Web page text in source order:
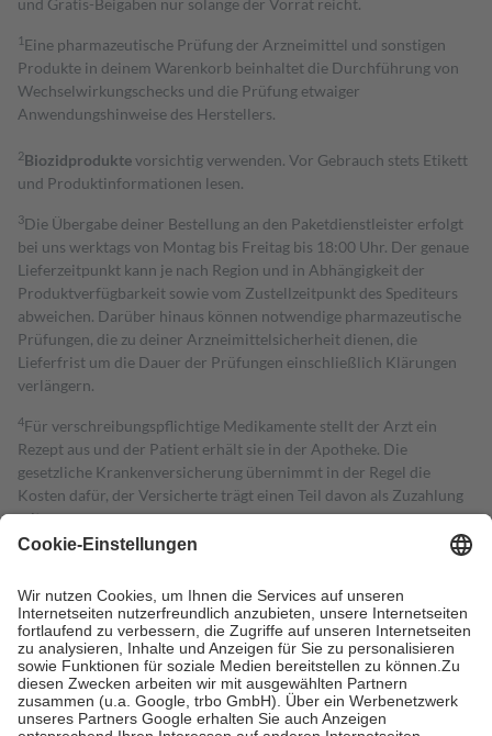
und Gratis-Beigaben nur solange der Vorrat reicht.
1 Eine pharmazeutische Prüfung der Arzneimittel und sonstigen
Produkte in deinem Warenkorb beinhaltet die Durchführung von
Wechselwirkungschecks und die Prüfung etwaiger
Anwendungshinweise des Herstellers.
2Biozidproduktevorsichtig verwenden. Vor Gebrauch stets Etikett
und Produktinformationen lesen.
3Die Übergabe deiner Bestellung an den Paketdienstleister erfolgt
bei uns werktags von Montag bis Freitag bis 18:00 Uhr. Der genaue
Lieferzeitpunkt kann je nach Region und in Abhängigkeit der
Produktverfügbarkeit sowie vom Zustellzeitpunkt des Spediteurs
abweichen. Darüber hinaus können notwendige pharmazeutische
Prüfungen, die zu deiner Arzneimittelsicherheit dienen, die
Lieferfrist um die Dauer der Prüfungen einschließlich Klärungen
verlängern.
4Für verschreibungspflichtige Medikamente stellt der Arzt ein
Rezept aus und der Patient erhält sie in der Apotheke. Die
gesetzliche Krankenversicherung übernimmt in der Regel die
Kosten dafür, der Versicherte trägt einen Teil davon als Zuzahlung
mit.
Grundsätzlich leisten Mitglieder Zuzahlungen in Höhe von zehn
höchstens zehn Euro.
Es sind jedoch nie mehr als die tatsächlichen
Kosten der Leistung zu entrichten.
Diese Regeln gelten grundsätzlich auch für Online-Apotheken.
Bei Heilmitteln und häuslicher Krankenpflege beträgt die
Zuzahlung zehn Prozent der Kosten sowie zehn Euro je
Verordnung.
Um das Engagement der Versicherten für ihre eigene Gesundheit zu